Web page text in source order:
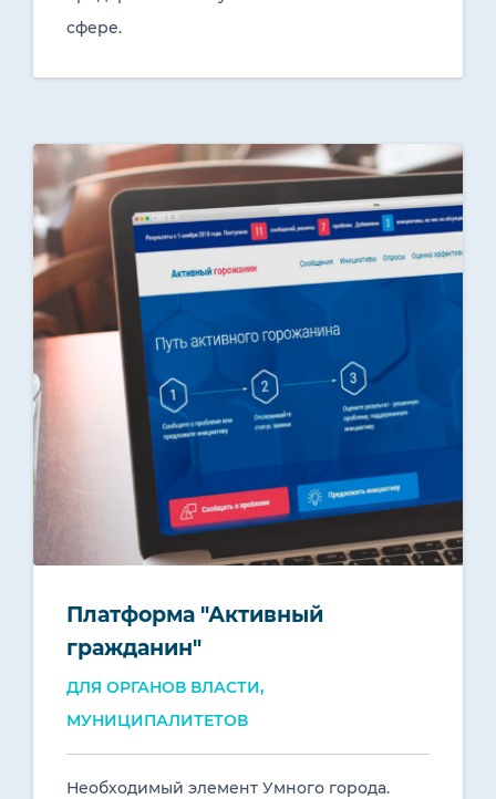
сфере.
Платформа "Активный
гражданин"
ДЛЯ ОРГАНОВ ВЛАСТИ,
МУНИЦИПАЛИТЕТОВ
Необходимый элемент Умного города.